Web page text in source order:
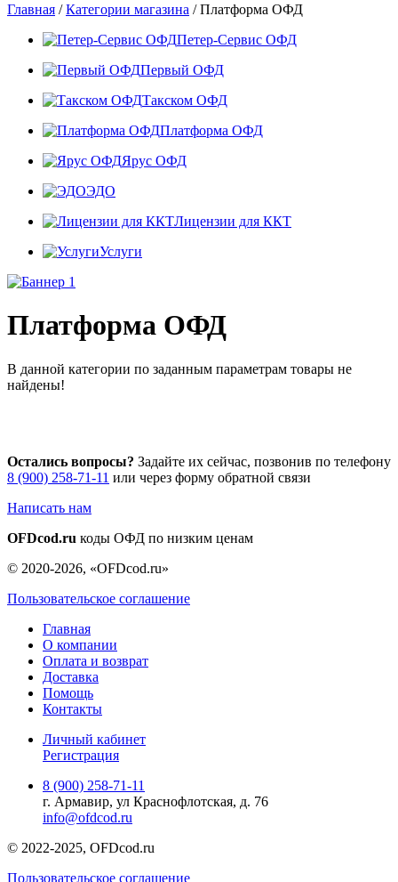
Главная /Категории магазина /Платформа ОФД
Петер-Сервис ОФД
Первый ОФД
Такском ОФД
Платформа ОФД
Ярус ОФД
ЭДО
Лицензии для ККТ
Услуги
Платформа ОФД
В данной категории по заданным параметрам товары не
найдены!
Остались вопросы? Задайте их сейчас, позвонив по телефону
8 (900) 258-71-11 или через форму обратной связи
Написать нам
OFDcod.ru коды ОФД по низким ценам
© 2020-2026, «OFDcod.ru»
Пользовательское соглашение
Главная
О компании
Оплата и возврат
Доставка
Помощь
Контакты
Личный кабинет
Регистрация
8 (900) 258-71-11
г. Армавир, ул Краснофлотская, д. 76
info@ofdcod.ru
© 2022-2025, OFDcod.ru
Пользовательское соглашение